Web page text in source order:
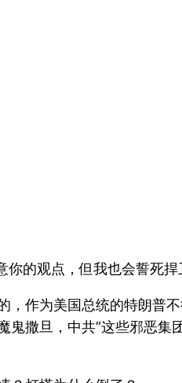
的观点，但我也会誓死捍
，作为美国总统的特朗普
撒旦，中共”这些邪恶